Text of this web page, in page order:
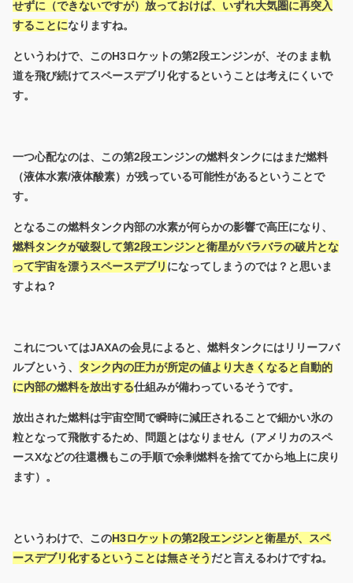
せずに（できないですが）放っておけば、いずれ大気圏に再突入
することになりますね。
というわけで、このH3ロケットの第2段エンジンが、そのまま軌
道を飛び続けてスペースデブリ化するということは考えにくいで
す。
一つ心配なのは、この第2段エンジンの燃料タンクにはまだ燃料
（液体水素/液体酸素）が残っている可能性があるということで
す。
となるこの燃料タンク内部の水素が何らかの影響で高圧になり、
燃料タンクが破裂して第2段エンジンと衛星がバラバラの破片とな
って宇宙を漂うスペースデブリ になってしまうのでは？と思いま
すよね？
これについてはJAXAの会見によると、燃料タンクにはリリーフバ
ルブという、 タンク内の圧力が所定の値より大きくなると自動的
に内部の燃料を放出する仕組みが備わっているそうです。
放出された燃料は宇宙空間で瞬時に減圧されることで細かい氷の
粒となって飛散するため、問題とはなりません（アメリカのスペ
ースXなどの往還機もこの手順で余剰燃料を捨ててから地上に戻り
ます）。
というわけで、このH3ロケットの第2段エンジンと衛星が、スペ
ースデブリ化するということは無さそう だと言えるわけですね。